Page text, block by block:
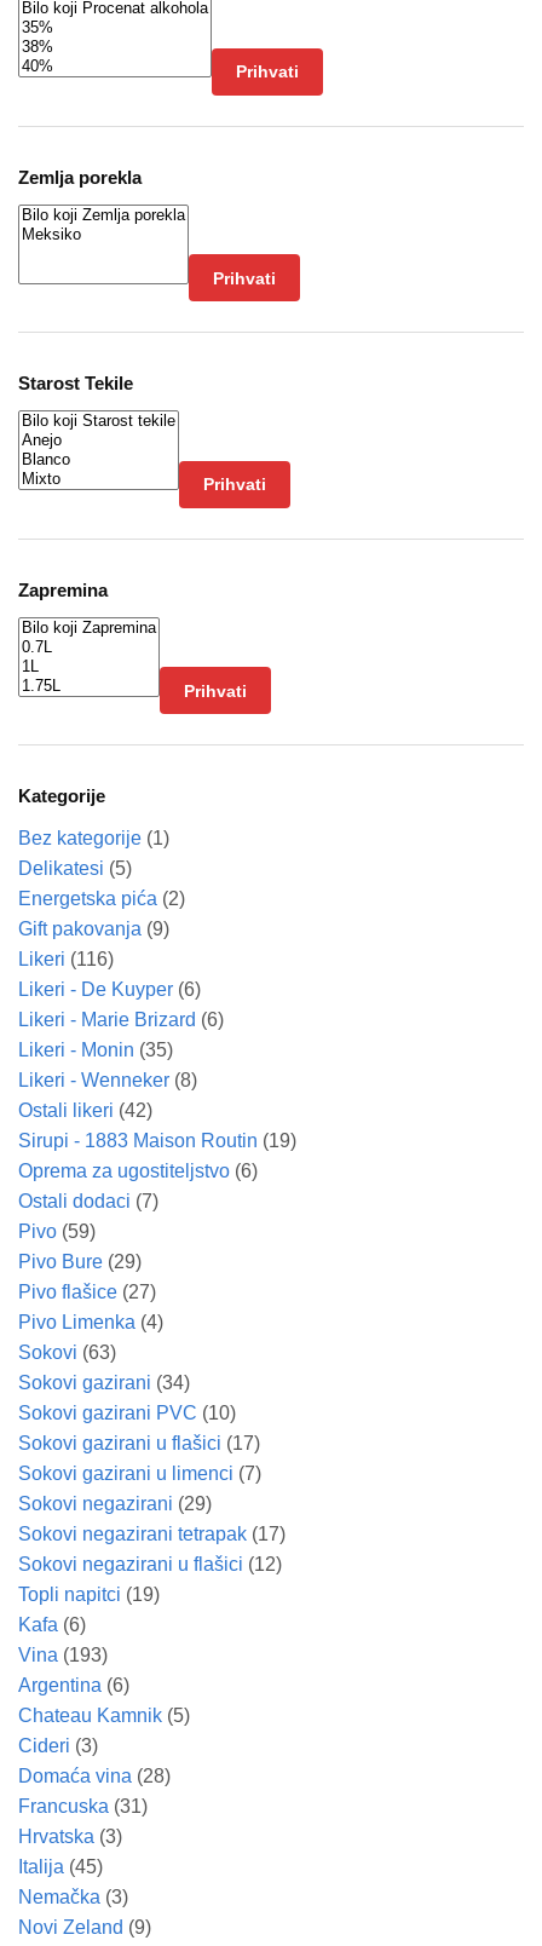
Prihvati
Zemlja porekla
Prihvati
Starost Tekile
Prihvati
Zapremina
Prihvati
Kategorije
Bez kategorije (1)
Delikatesi (5)
Energetska pića (2)
Gift pakovanja (9)
Likeri (116)
Likeri - De Kuyper (6)
Likeri - Marie Brizard (6)
Likeri - Monin (35)
Likeri - Wenneker (8)
Ostali likeri (42)
Sirupi - 1883 Maison Routin (19)
Oprema za ugostiteljstvo (6)
Ostali dodaci (7)
Pivo (59)
Pivo Bure (29)
Pivo flašice (27)
Pivo Limenka (4)
Sokovi (63)
Sokovi gazirani (34)
Sokovi gazirani PVC (10)
Sokovi gazirani u flašici (17)
Sokovi gazirani u limenci (7)
Sokovi negazirani (29)
Sokovi negazirani tetrapak (17)
Sokovi negazirani u flašici (12)
Topli napitci (19)
Kafa (6)
Vina (193)
Argentina (6)
Chateau Kamnik (5)
Cideri (3)
Domaća vina (28)
Francuska (31)
Hrvatska (3)
Italija (45)
Nemačka (3)
Novi Zeland (9)